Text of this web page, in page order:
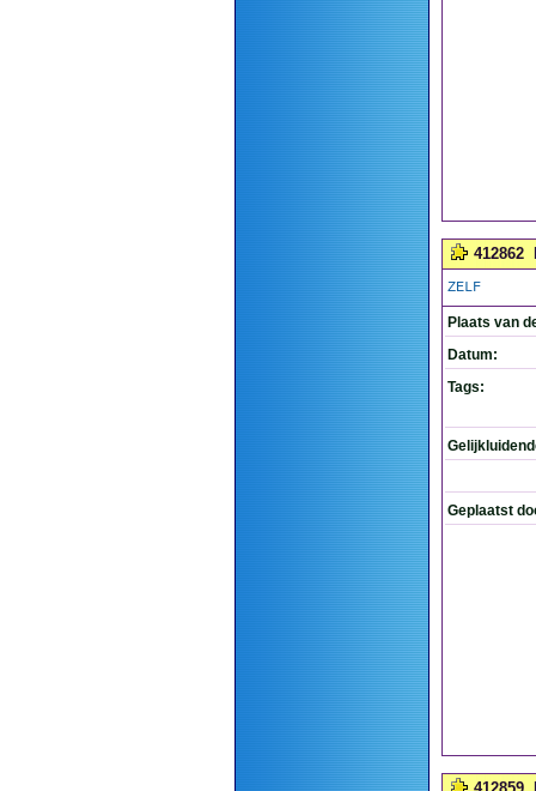
412862
ZELF
Plaats van
Datum:
Tags:
Geplaatst